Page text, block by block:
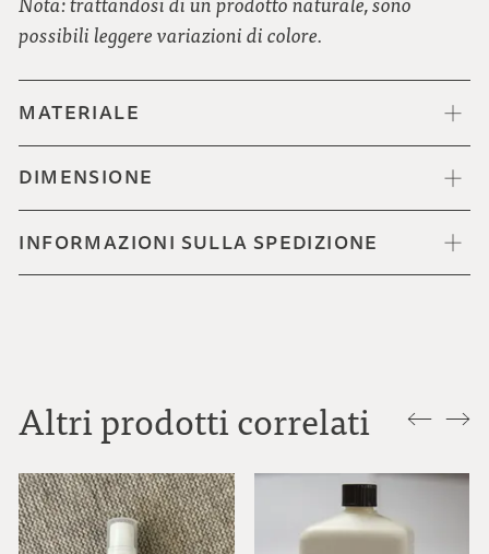
possibili leggere variazioni di colore.
MATERIALE
DIMENSIONE
INFORMAZIONI SULLA SPEDIZIONE
Altri prodotti correlati